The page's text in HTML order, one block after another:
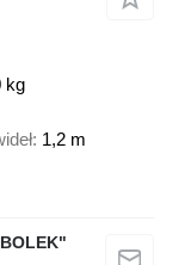
kg
1,2 m